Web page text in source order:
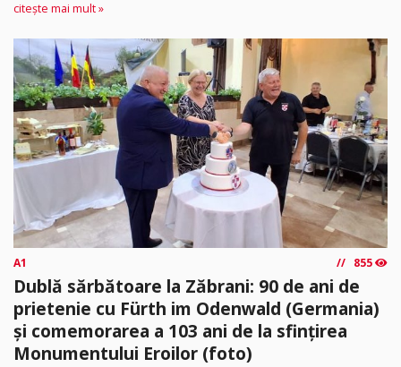
citește mai mult »
A1 855
Dublă sărbătoare la Zăbrani: 90 de ani de
prietenie cu Fürth im Odenwald (Germania)
și comemorarea a 103 ani de la sfințirea
Monumentului Eroilor (foto)